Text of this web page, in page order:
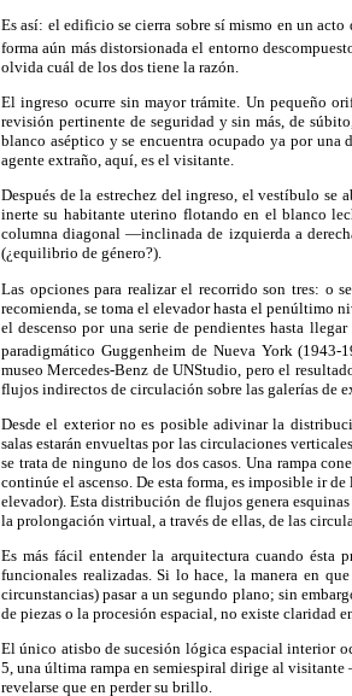
Es así: el edificio se cierra sobre sí mismo en un
forma aún más distorsionada el entorno
olvida cuál de los dos tiene la razón.
El ingreso ocurre sin mayor trámite. Un pequeño
revisión pertinente de seguridad y sin más, de
blanco aséptico y se encuentra ocupado ya por una
agente extraño, aquí, es el visitante.
Después de la estrechez del ingreso, el vestíbulo se
inerte su habitante uterino flotando en el blanco
columna diagonal —inclinada de izquierda a
(¿equilibrio de género?).
Las opciones para realizar el recorrido son tres: o
recomienda, se toma el elevador hasta el penúltimo
el descenso por una serie de pendientes hasta
paradigmático Guggenheim de Nueva York (1943-
museo Mercedes-Benz de UNStudio, pero el
flujos indirectos de circulación sobre las galerías de
Desde el exterior no es posible adivinar la
salas estarán envueltas por las circulaciones
se trata de ninguno de los dos casos. Una rampa
continúe el ascenso. De esta forma, es imposible ir
elevador). Esta distribución de flujos genera
la prolongación virtual, a través de ellas, de las
Es más fácil entender la arquitectura cuando ésta
funcionales realizadas. Si lo hace, la manera en
circunstancias) pasar a un segundo plano; sin
de piezas o la procesión espacial, no existe claridad
El único atisbo de sucesión lógica espacial interior
5, una última rampa en semiespiral dirige al
revelarse que en perder su brillo.